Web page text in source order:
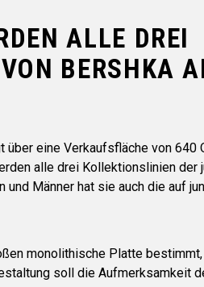
ALLE DREI
BERSHKA
eine Verkaufsfläche von 640
alle drei Kollektionslinien der
Männer hat sie auch die auf
monolithische Platte
soll die Aufmerksamkeit